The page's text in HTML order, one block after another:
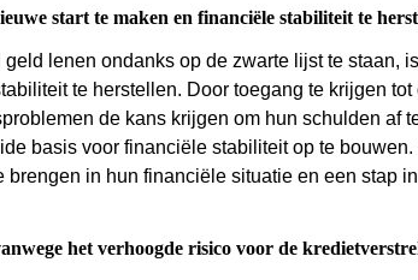
start te maken en financiële stabiliteit te
lenen ondanks op de zwarte lijst te staan,
te herstellen. Door toegang te krijgen
de kans krijgen om hun schulden af
basis voor financiële stabiliteit op te
brengen in hun financiële situatie en een stap
het verhoogde risico voor de